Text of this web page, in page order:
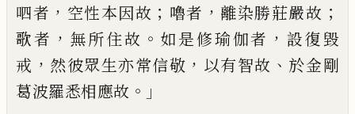
呬者 ， 空性本因故 ； 嚕者 ， 離染勝莊嚴故 ；
歌者 ， 無所住故 。 如是修瑜伽者 ， 設復毀
戒 ， 然彼眾生亦常信敬 ， 以有智故 、 於金剛
葛波羅悉相應故 。」